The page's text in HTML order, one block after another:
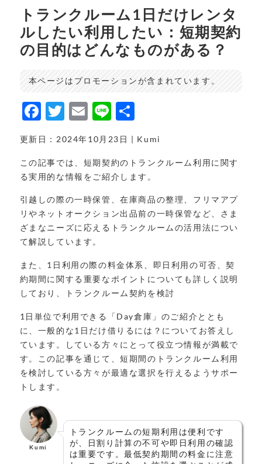
トランクルーム1日だけレンタ
ルしたい利用したい：短期契約
の目的はどんなものがある？
本ページはプロモーションが含まれています。
F
c
e
b
o
o
k
T
it
t
e
r
E
ai
l
Li
e
共
更新日：2024年10月23日 | Kumi
この記事では、短期契約のトランクルーム利用に関す
る実用的な情報をご紹介します。
引越しの際の一時保管、在庫商品の整理、フリマアプ
リやネットオークション出品前の一時保管など、さま
ざまなニーズに応えるトランクルームの活用法につい
て解説しています。
また、1日利用の際の料金体系、即日利用の可否、契
約期間に関する重要なポイントについても詳しく説明
しており、トランクルーム契約を検討
1日単位で利用できる「Day倉庫」のご紹介ととも
に、一般的な1日だけ借りるには？についてお答えし
ています。している方々にとって役立つ情報が満載で
す。この記事を通じて、短期間のトランクルーム利用
を検討している方々が最適な選択を行えるようサポー
トします。
Kumi
トランクルームの短期利用は便利です
が、日割り計算の不可や即日利用の確認
は重要です。最低契約期間の料金に注意